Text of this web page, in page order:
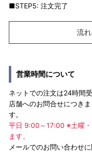
■STEP5: 注文完了
流
営業時間について
ネットでの注文は24時間
店舗へのお問合せにつき
す。
平日 9:00～17:00 ※土曜
ます。
メールでのお問い合わせ